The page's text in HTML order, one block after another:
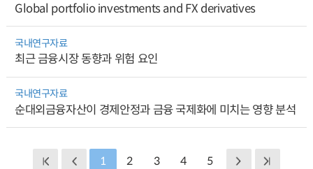
Global portfolio investments and FX derivatives
국내연구자료
최근 금융시장 동향과 위험 요인
국내연구자료
순대외금융자산이 경제안정과 금융 국제화에 미치는 영향 분석
1 2 3 4 5